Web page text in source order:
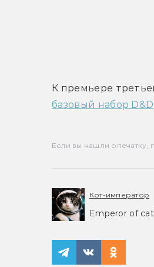
К премьере
базовый набор D&D
Если вы нашли опечатку,
Кот-император
Emperor of